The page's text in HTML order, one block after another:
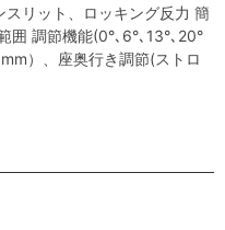
リット、ロッキング反力 簡
囲 調節機能(0°､6°､13°､20°
）、座奥行き調節(ストロ